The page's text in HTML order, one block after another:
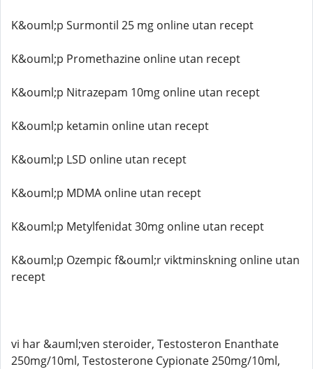
K&ouml;p Surmontil 25 mg online utan recept
K&ouml;p Promethazine online utan recept
K&ouml;p Nitrazepam 10mg online utan recept
K&ouml;p ketamin online utan recept
K&ouml;p LSD online utan recept
K&ouml;p MDMA online utan recept
K&ouml;p Metylfenidat 30mg online utan recept
K&ouml;p Ozempic f&ouml;r viktminskning online utan
recept
vi har &auml;ven steroider, Testosteron Enanthate
250mg/10ml, Testosterone Cypionate 250mg/10ml,